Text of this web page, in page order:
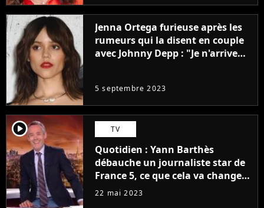
Jenna Ortega furieuse après les
rumeurs qui la disent en couple
avec Johnny Depp : "Je n'arrive
5 septembre 2023
player2 TV
Quotidien : Yann Barthès
débauche un journaliste star de
France 5, ce que cela va changer
à la rentrée
22 mai 2023